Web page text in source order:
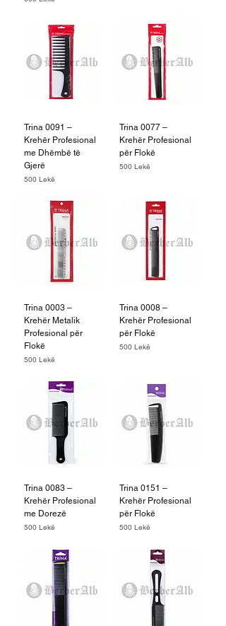
Trina 0091 –
Krehër Profesional
me Dhëmbë të
Gjerë
Price
500 Lekë
Trina 0077 –
Krehër Profesional
për Flokë
Price
500 Lekë
Trina 0003 –
Krehër Metalik
Profesional për
Flokë
Price
500 Lekë
Trina 0008 –
Krehër Profesional
për Flokë
Price
500 Lekë
Trina 0083 –
Krehër Profesional
me Dorezë
Price
500 Lekë
Trina 0151 –
Krehër Profesional
për Flokë
Price
500 Lekë